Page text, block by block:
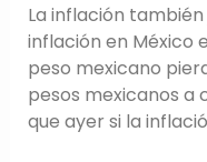
La inflación
inflación en México
peso mexicano
pesos mexicanos a
que ayer si la